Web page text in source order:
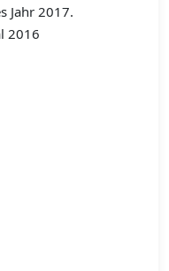
Jahr 2017.
2016